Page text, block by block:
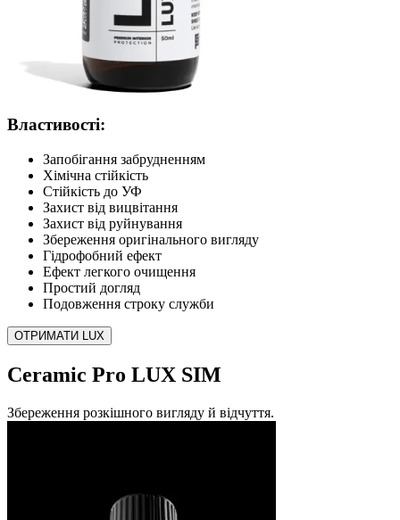
Властивості:
Запобігання забрудненням
Хімічна стійкість
Стійкість до УФ
Захист від вицвітання
Захист від руйнування
Збереження оригінального вигляду
Гідрофобний ефект
Ефект легкого очищення
Простий догляд
Подовження строку служби
ОТРИМАТИ LUX
Ceramic Pro LUX SIM
Збереження розкішного вигляду й відчуття.